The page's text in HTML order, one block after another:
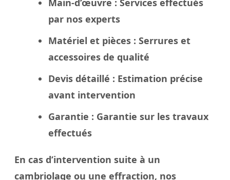
par nos experts
Matériel et pièces : Serrures et
accessoires de qualité
Devis détaillé : Estimation précise
avant intervention
Garantie : Garantie sur les travaux
effectués
En cas d’intervention suite à un
cambriolage ou une effraction, nos